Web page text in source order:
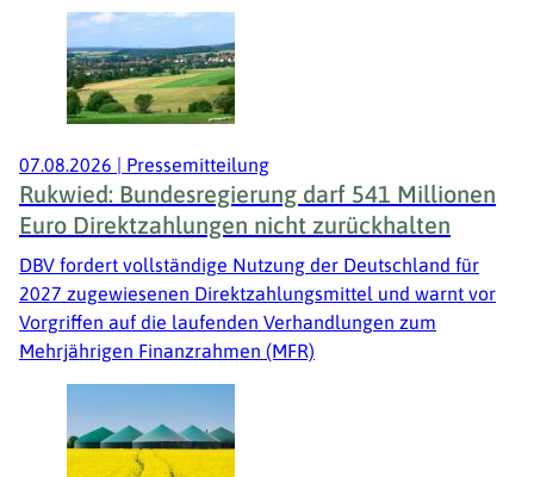
07.08.2026 | Pressemitteilung
Rukwied: Bundesregierung darf 541 Millionen
Euro Direktzahlungen nicht zurückhalten
DBV fordert vollständige Nutzung der Deutschland für
2027 zugewiesenen Direktzahlungsmittel und warnt vor
Vorgriffen auf die laufenden Verhandlungen zum
Mehrjährigen Finanzrahmen (MFR)